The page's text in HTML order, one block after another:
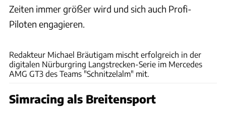
Zeiten immer größer wird und sich auch Profi-
Piloten engagieren.
Redakteur Michael Bräutigam mischt erfolgreich in der
digitalen Nürburgring Langstrecken-Serie im Mercedes
AMG GT3 des Teams "Schnitzelalm" mit.
Simracing als Breitensport